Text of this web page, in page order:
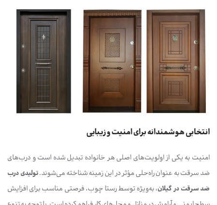
انتخابی هوشمندانه برای امنیت و زیبایی
امنیت به یکی از اولویت‌های اصلی هر خانواده تبدیل شده است و درب‌های
ضد سرقت به عنوان راه‌حلی مؤثر در این زمینه شناخته می‌شوند.تولیدی درب
ضد سرقت در گیلان، به‌ویژه توسط رستا چوب، فرصتی مناسب برای افزایش